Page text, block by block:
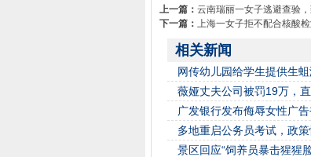
上一篇： 云南瑞丽一女子逃避查验
下一篇： 上海一女子拒不配合核酸
相关新闻
网传幼儿园给学生提供生
薇娅丈夫公司被罚19万，
广发银行发布侮辱女性广
多地重启公务员考试，政
景区回应“饲养员暴击猩猩